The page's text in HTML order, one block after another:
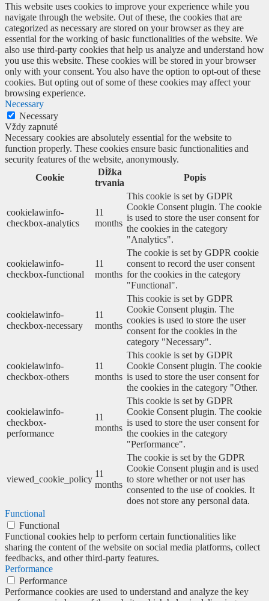
This website uses cookies to improve your experience while you
navigate through the website. Out of these, the cookies that are
categorized as necessary are stored on your browser as they are
essential for the working of basic functionalities of the website. We
also use third-party cookies that help us analyze and understand how
you use this website. These cookies will be stored in your browser
only with your consent. You also have the option to opt-out of these
cookies. But opting out of some of these cookies may affect your
browsing experience.
Necessary
Necessary
Vždy zapnuté
Necessary cookies are absolutely essential for the website to
function properly. These cookies ensure basic functionalities and
security features of the website, anonymously.
Cookie
Dĺžka
trvania
Popis
cookielawinfo-
checkbox-analytics
11
months
This cookie is set by GDPR
Cookie Consent plugin. The cookie
is used to store the user consent for
the cookies in the category
"Analytics".
cookielawinfo-
checkbox-functional
11
months
The cookie is set by GDPR cookie
consent to record the user consent
for the cookies in the category
"Functional".
cookielawinfo-
checkbox-necessary
11
months
This cookie is set by GDPR
Cookie Consent plugin. The
cookies is used to store the user
consent for the cookies in the
category "Necessary".
cookielawinfo-
checkbox-others
11
months
This cookie is set by GDPR
Cookie Consent plugin. The cookie
is used to store the user consent for
the cookies in the category "Other.
cookielawinfo-
checkbox-
performance
11
months
This cookie is set by GDPR
Cookie Consent plugin. The cookie
is used to store the user consent for
the cookies in the category
"Performance".
viewed_cookie_policy
11
months
The cookie is set by the GDPR
Cookie Consent plugin and is used
to store whether or not user has
consented to the use of cookies. It
does not store any personal data.
Functional
Functional
Functional cookies help to perform certain functionalities like
sharing the content of the website on social media platforms, collect
feedbacks, and other third-party features.
Performance
Performance
Performance cookies are used to understand and analyze the key